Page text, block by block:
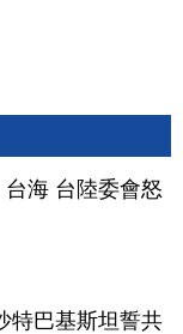
海 台陸委會怒
特巴基斯坦誓共